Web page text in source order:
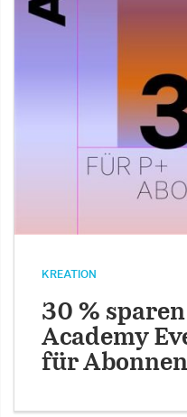
KREATION
30 %
Academy
für